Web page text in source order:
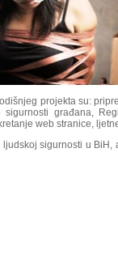
projekta su:
građana,
web stranice,
sigurnosti u